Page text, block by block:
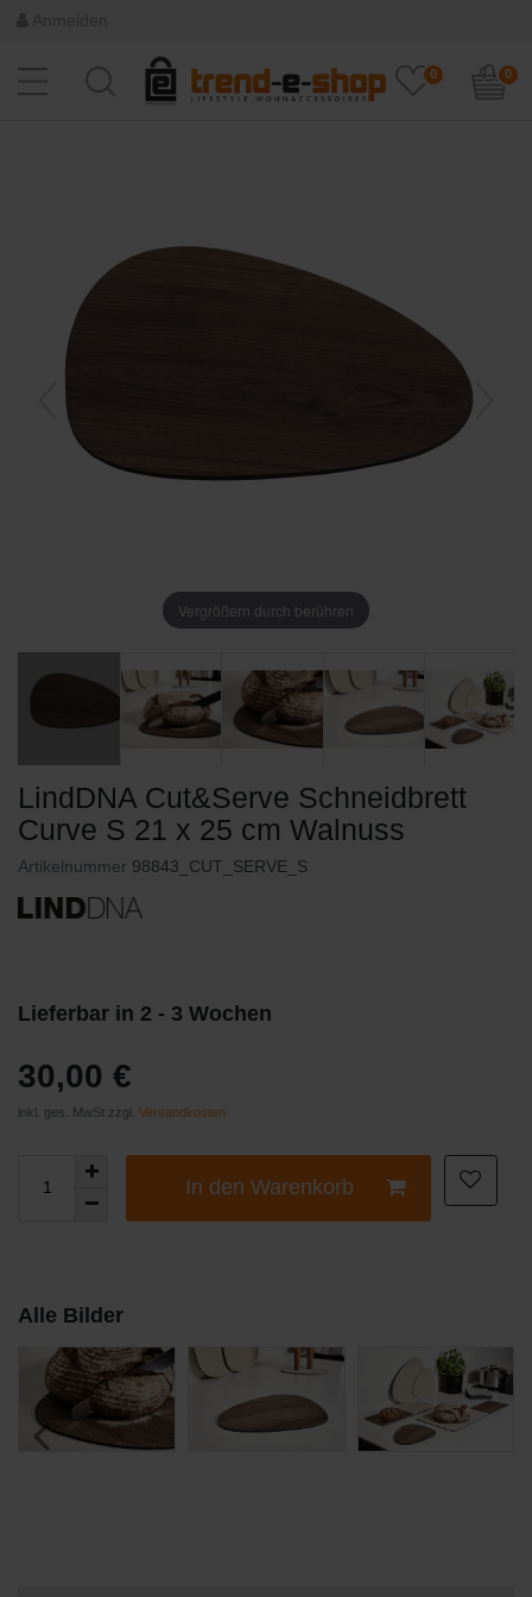
0 0
Vergrößern durch berühren
LindDNA Cut&Serve Schneidbrett
Curve S 21 x 25 cm Walnuss
Artikelnummer 98843_CUT_SERVE_S
Lieferbar in 2 - 3 Wochen
30,00 €
inkl. ges. MwSt zzgl. Versandkosten
In den Warenkorb
Alle Bilder